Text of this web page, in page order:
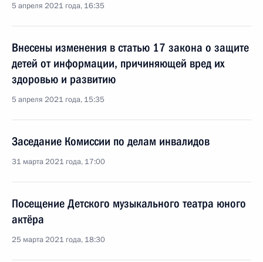
5 апреля 2021 года, 16:35
Внесены изменения в статью 17 закона о защите
детей от информации, причиняющей вред их
здоровью и развитию
5 апреля 2021 года, 15:35
Заседание Комиссии по делам инвалидов
31 марта 2021 года, 17:00
Посещение Детского музыкального театра юного
актёра
25 марта 2021 года, 18:30